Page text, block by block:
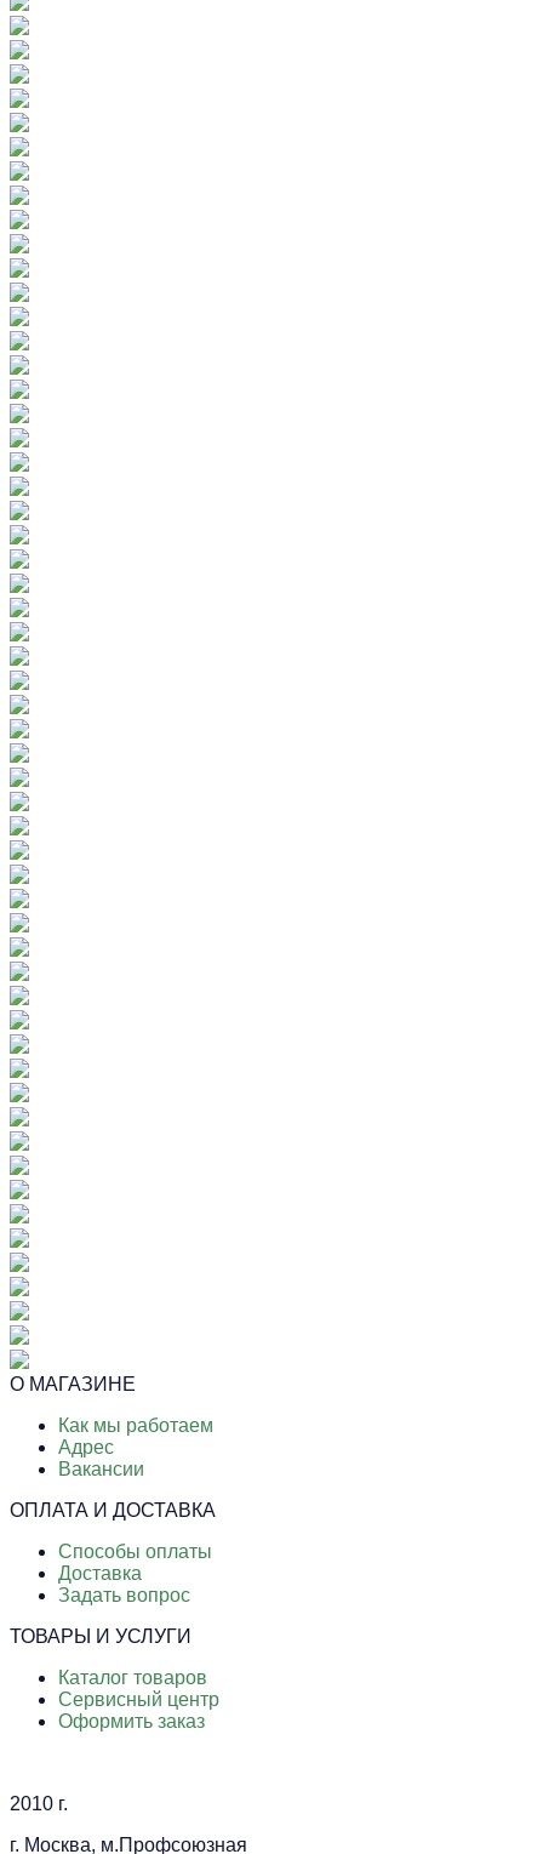
О МАГАЗИНЕ
Как мы работаем
Адрес
Вакансии
ОПЛАТА И ДОСТАВКА
Способы оплаты
Доставка
Задать вопрос
ТОВАРЫ И УСЛУГИ
Каталог товаров
Сервисный центр
Оформить заказ
2010 г.
г. Москва, м.Профсоюзная